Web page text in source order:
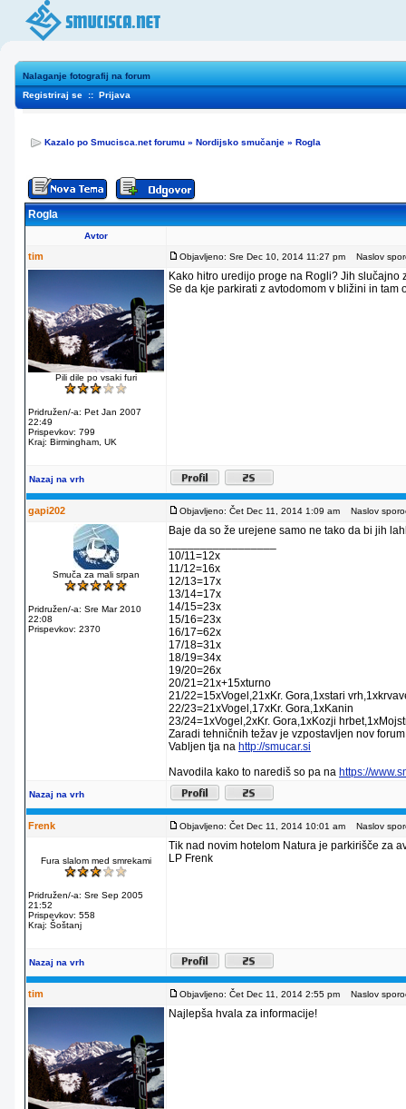
Nalaganje fotografij na forum
Registriraj se :: Prijava
Kazalo po Smucisca.net forumu » Nordijsko smučanje » Rogla
Rogla
Avtor
tim Objavljeno: Sre Dec 10, 2014 11:27 pm Naslov
Pili dile po vsaki furi
Pridružen/-a: Pet Jan 2007
22:49
Prispevkov: 799
Kraj: Birmingham, UK
Kako hitro uredijo proge na Rogli? Jih slučajno
Se da kje parkirati z avtodomom v bližini in tam
Nazaj na vrh
gapi202 Objavljeno: Čet Dec 11, 2014 1:09 am Naslov
Smuča za mali srpan
Pridružen/-a: Sre Mar 2010
22:08
Prispevkov: 2370
Baje da so že urejene samo ne tako da bi jih
10/11=12x
11/12=16x
12/13=17x
13/14=17x
14/15=23x
15/16=23x
16/17=62x
17/18=31x
18/19=34x
19/20=26x
20/21=21x+15xturno
21/22=15xVogel,21xKr. Gora,1xstari
22/23=21xVogel,17xKr. Gora,1xKanin
23/24=1xVogel,2xKr. Gora,1xKozji
Zaradi tehničnih težav je vzpostavljen nov
Vabljen tja na http://smucar.si
Navodila kako to narediš so pa na https://
Nazaj na vrh
Frenk Objavljeno: Čet Dec 11, 2014 10:01 am Naslov
Fura slalom med smrekami
Pridružen/-a: Sre Sep 2005
21:52
Prispevkov: 558
Kraj: Šoštanj
Tik nad novim hotelom Natura je parkirišče za
LP Frenk
Nazaj na vrh
tim Objavljeno: Čet Dec 11, 2014 2:55 pm Naslov
Najlepša hvala za informacije!